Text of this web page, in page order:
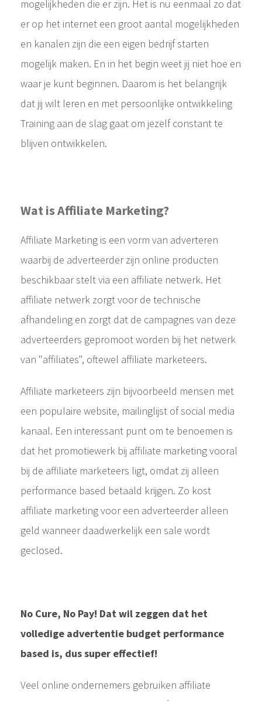
mogelijkheden die er zijn. Het is nu eenmaal zo dat
er op het internet een groot aantal mogelijkheden
en kanalen zijn die een eigen bedrijf starten
mogelijk maken. En in het begin weet jij niet hoe en
waar je kunt beginnen. Daarom is het belangrijk
dat jij wilt leren en met persoonlijke ontwikkeling
Training aan de slag gaat om jezelf constant te
blijven ontwikkelen.
Wat is Affiliate Marketing?
Affiliate Marketing is een vorm van adverteren
waarbij de adverteerder zijn online producten
beschikbaar stelt via een affiliate netwerk. Het
affiliate netwerk zorgt voor de technische
afhandeling en zorgt dat de campagnes van deze
adverteerders gepromoot worden bij het netwerk
van "affiliates", oftewel affiliate marketeers.
Affiliate marketeers zijn bijvoorbeeld mensen met
een populaire website, mailinglijst of social media
kanaal. Een interessant punt om te benoemen is
dat het promotiewerk bij affiliate marketing vooral
bij de affiliate marketeers ligt, omdat zij alleen
performance based betaald krijgen. Zo kost
affiliate marketing voor een adverteerder alleen
geld wanneer daadwerkelijk een sale wordt
geclosed.
No Cure, No Pay! Dat wil zeggen dat het
volledige advertentie budget performance
based is, dus super effectief!
Veel online ondernemers gebruiken affiliate